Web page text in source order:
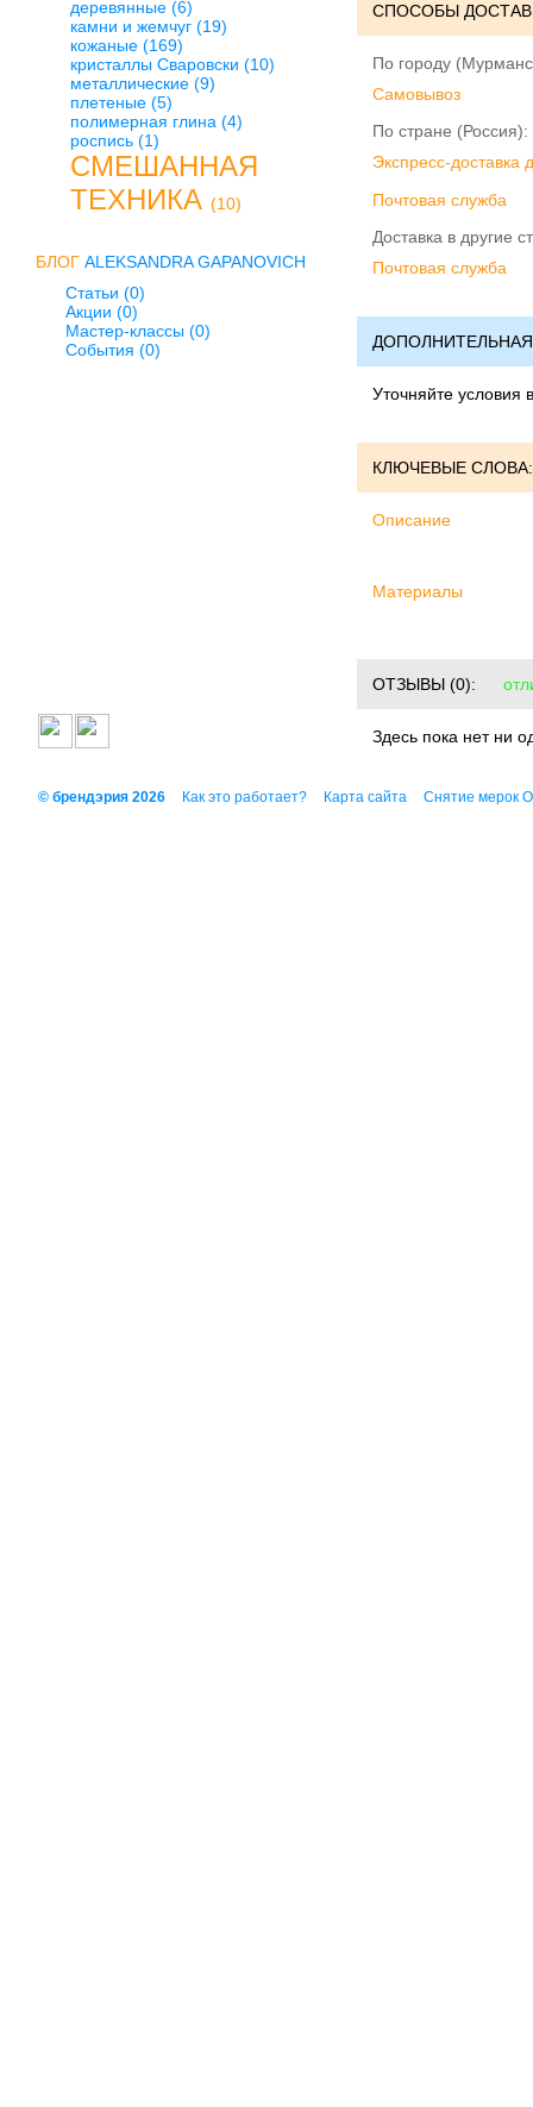
деревянные (6)
камни и жемчуг (19)
кожаные (169)
кристаллы Сваровски (10)
металлические (9)
плетеные (5)
полимерная глина (4)
роспись (1)
СМЕШАННАЯ
ТЕХНИКА (10)
БЛОГ ALEKSANDRA GAPANOVICH
Статьи (0)
Акции (0)
Мастер-классы (0)
События (0)
СПОСОБЫ
По городу
Cамовывоз
По стране (Россия):
Экспресс-доставка
Почтовая служба
Доставка в другие
Почтовая служба
Уточняйте условия
КЛЮЧЕВЫЕ СЛОВА:
Описание
Материалы
ОТЗЫВЫ (0):
Здесь пока нет ни
© брендэрия 2026 Как это работает? Карта сайта Снятие мерок